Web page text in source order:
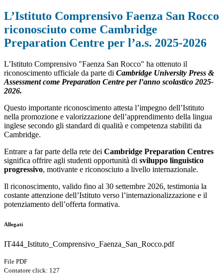
L’Istituto Comprensivo Faenza San Rocco
riconosciuto come Cambridge
Preparation Centre per l’a.s. 2025-2026
L’Istituto Comprensivo "Faenza San Rocco" ha ottenuto il
riconoscimento ufficiale da parte di Cambridge University Press &
Assessment come Preparation Centre per l’anno scolastico 2025-
2026.
Questo importante riconoscimento attesta l’impegno dell’Istituto
nella promozione e valorizzazione dell’apprendimento della lingua
inglese secondo gli standard di qualità e competenza stabiliti da
Cambridge.
Entrare a far parte della rete dei Cambridge Preparation Centres
significa offrire agli studenti opportunità di sviluppo linguistico
progressivo, motivante e riconosciuto a livello internazionale.
Il riconoscimento, valido fino al 30 settembre 2026, testimonia la
costante attenzione dell’Istituto verso l’internazionalizzazione e il
potenziamento dell’offerta formativa.
Allegati
IT444_Istituto_Comprensivo_Faenza_San_Rocco.pdf
File PDF
Contatore click: 127